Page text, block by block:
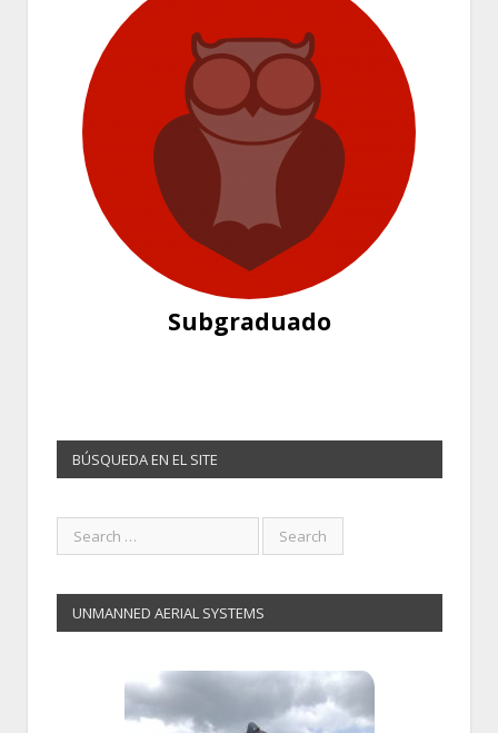
Subgraduado
BÚSQUEDA EN EL SITE
UNMANNED AERIAL SYSTEMS